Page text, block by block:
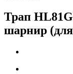
Трап
шарнир (для